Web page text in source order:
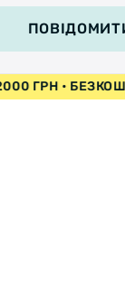
2000 ГРН